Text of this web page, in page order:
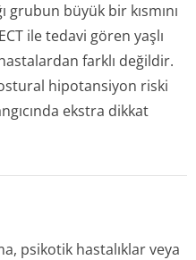
grubun büyük bir kısmını
ile tedavi gören yaşlı
farklı değildir.
hipotansiyon riski
ekstra dikkat
psikotik hastalıklar veya